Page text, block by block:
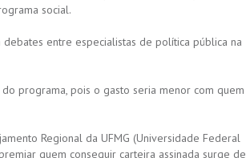
social.
entre especialistas de política pública na
programa, pois o gasto seria menor com quem
Regional da UFMG (Universidade Federal
quem conseguir carteira assinada surge de